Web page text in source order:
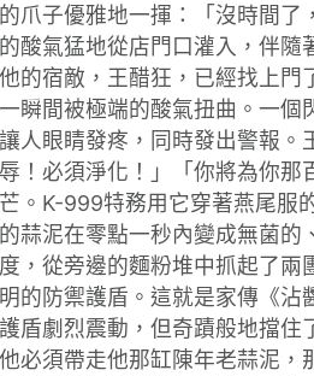
爪子優雅地一揮：「沒時間
酸氣猛地從店門口灌入，伴
的宿敵，王醋狂，已經找上
瞬間被極端的酸氣扭曲。一
人眼睛發疼，同時發出警報
！必須淨化！」「你將為你
。K-999特務用它穿著燕尾服
蒜泥在零點一秒內變成無菌
，從旁邊的麵粉堆中抓起了
的防禦護盾。這就是家傳《
盾劇烈震動，但奇蹟般地擋
必須帶走他那缸陳年老蒜泥